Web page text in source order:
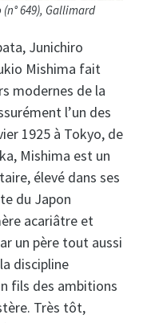
649), Gallimard
Junichiro
Mishima fait
modernes de la
l’un des
1925 à Tokyo, de
Mishima est un
élevé dans ses
du Japon
acariâtre et
un père tout aussi
discipline
fils des ambitions
Très tôt,